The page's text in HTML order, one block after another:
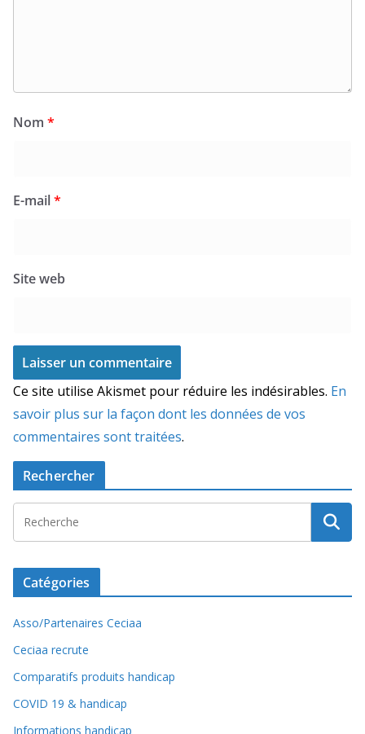
Nom *
E-mail*
Site web
Ce site utilise Akismet pour réduire les indésirables. En
savoir plus sur la façon dont les données de vos
commentaires sont traitées.
Rechercher
Catégories
Asso/Partenaires Ceciaa
Ceciaa recrute
Comparatifs produits handicap
COVID 19 & handicap
Informations handicap